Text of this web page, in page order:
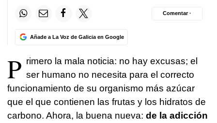
Añade a La Voz de Galicia en Google
Comentar ·
P rimero la mala noticia: no hay excusas; el
ser humano no necesita para el correcto
funcionamiento de su organismo más azúcar
que el que contienen las frutas y los hidratos de
carbono. Ahora, la buena nueva: de la adicción